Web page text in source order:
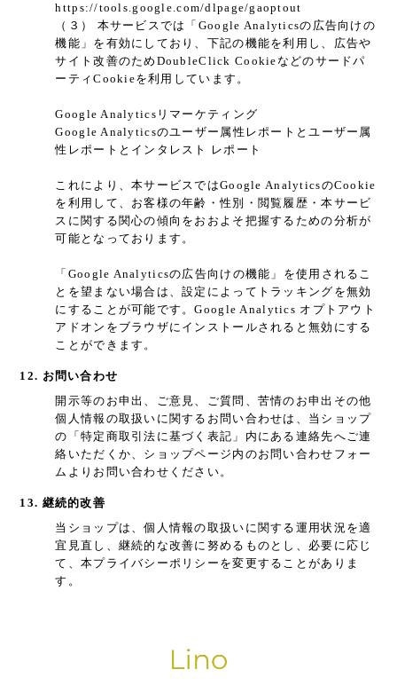
https://tools.google.com/dlpage/gaoptout
（３） 本サービスでは「Google Analyticsの広告向けの
機能」を有効にしており、下記の機能を利用し、広告や
サイト改善のためDoubleClick Cookieなどのサードパ
ーティCookieを利用しています。
Google Analyticsリマーケティング
Google Analyticsのユーザー属性レポートとユーザー属
性レポートとインタレスト レポート
これにより、本サービスではGoogle AnalyticsのCookie
を利用して、お客様の年齢・性別・閲覧履歴・本サービ
スに関する関心の傾向をおおよそ把握するための分析が
可能となっております。
「Google Analyticsの広告向けの機能」を使用されるこ
とを望まない場合は、設定によってトラッキングを無効
にすることが可能です。Google Analytics オプトアウト
アドオンをブラウザにインストールされると無効にする
ことができます。
12. お問い合わせ
開示等のお申出、ご意見、ご質問、苦情のお申出その他
個人情報の取扱いに関するお問い合わせは、当ショップ
の「特定商取引法に基づく表記」内にある連絡先へご連
絡いただくか、ショップページ内のお問い合わせフォー
ムよりお問い合わせください。
13. 継続的改善
当ショップは、個人情報の取扱いに関する運用状況を適
宜見直し、継続的な改善に努めるものとし、必要に応じ
て、本プライバシーポリシーを変更することがありま
す。